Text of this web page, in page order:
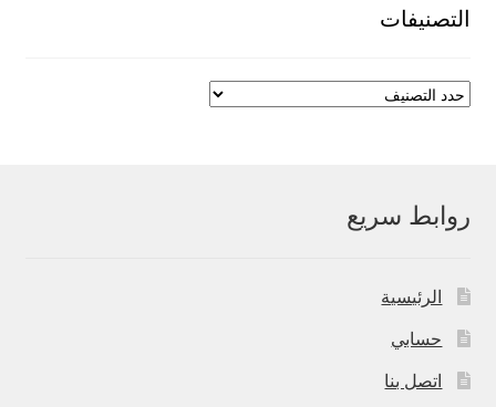
التصنيفات
روابط سريع
الرئيسية
حسابي
اتصل بنا